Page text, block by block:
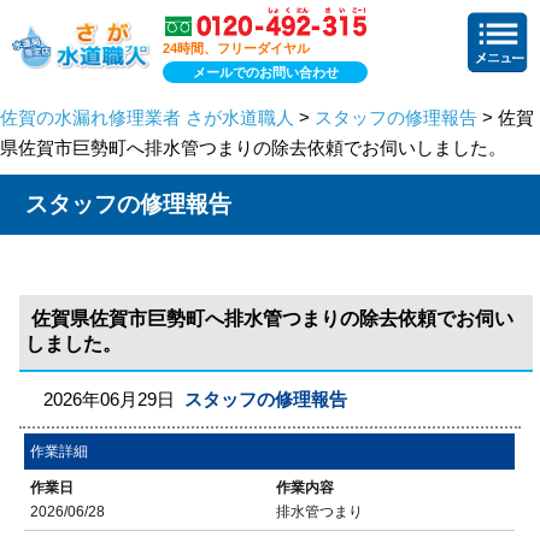
24時間、フリーダイヤル
メールでのお問い合わせ
佐賀の水漏れ修理業者 さが水道職人 > スタッフの修理報告 > 佐賀
県佐賀市巨勢町へ排水管つまりの除去依頼でお伺いしました。
スタッフの修理報告
佐賀県佐賀市巨勢町へ排水管つまりの除去依頼でお伺い
しました。
2026年06月29日 スタッフの修理報告
作業詳細
作業日
2026/06/28
作業内容
排水管つまり